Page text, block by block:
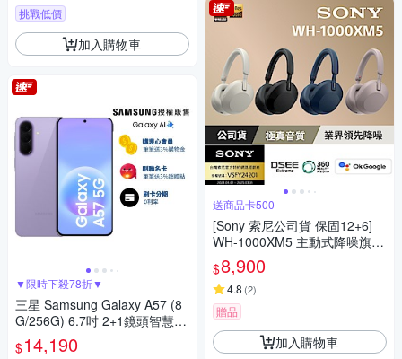
挑戰低價
加入購物車
▼限時下殺78折▼
三星 Samsung Galaxy A57 (8
G/256G) 6.7吋 2+1鏡頭智慧手
機
$14,190
送商品卡500
[Sony 索尼公司貨 保固12+6]
WH-1000XM5 主動式降噪旗艦
藍牙耳機(頂級降噪 /極真音質/
配戴舒適)
$8,900
4.8 (2)
贈品
加入購物車